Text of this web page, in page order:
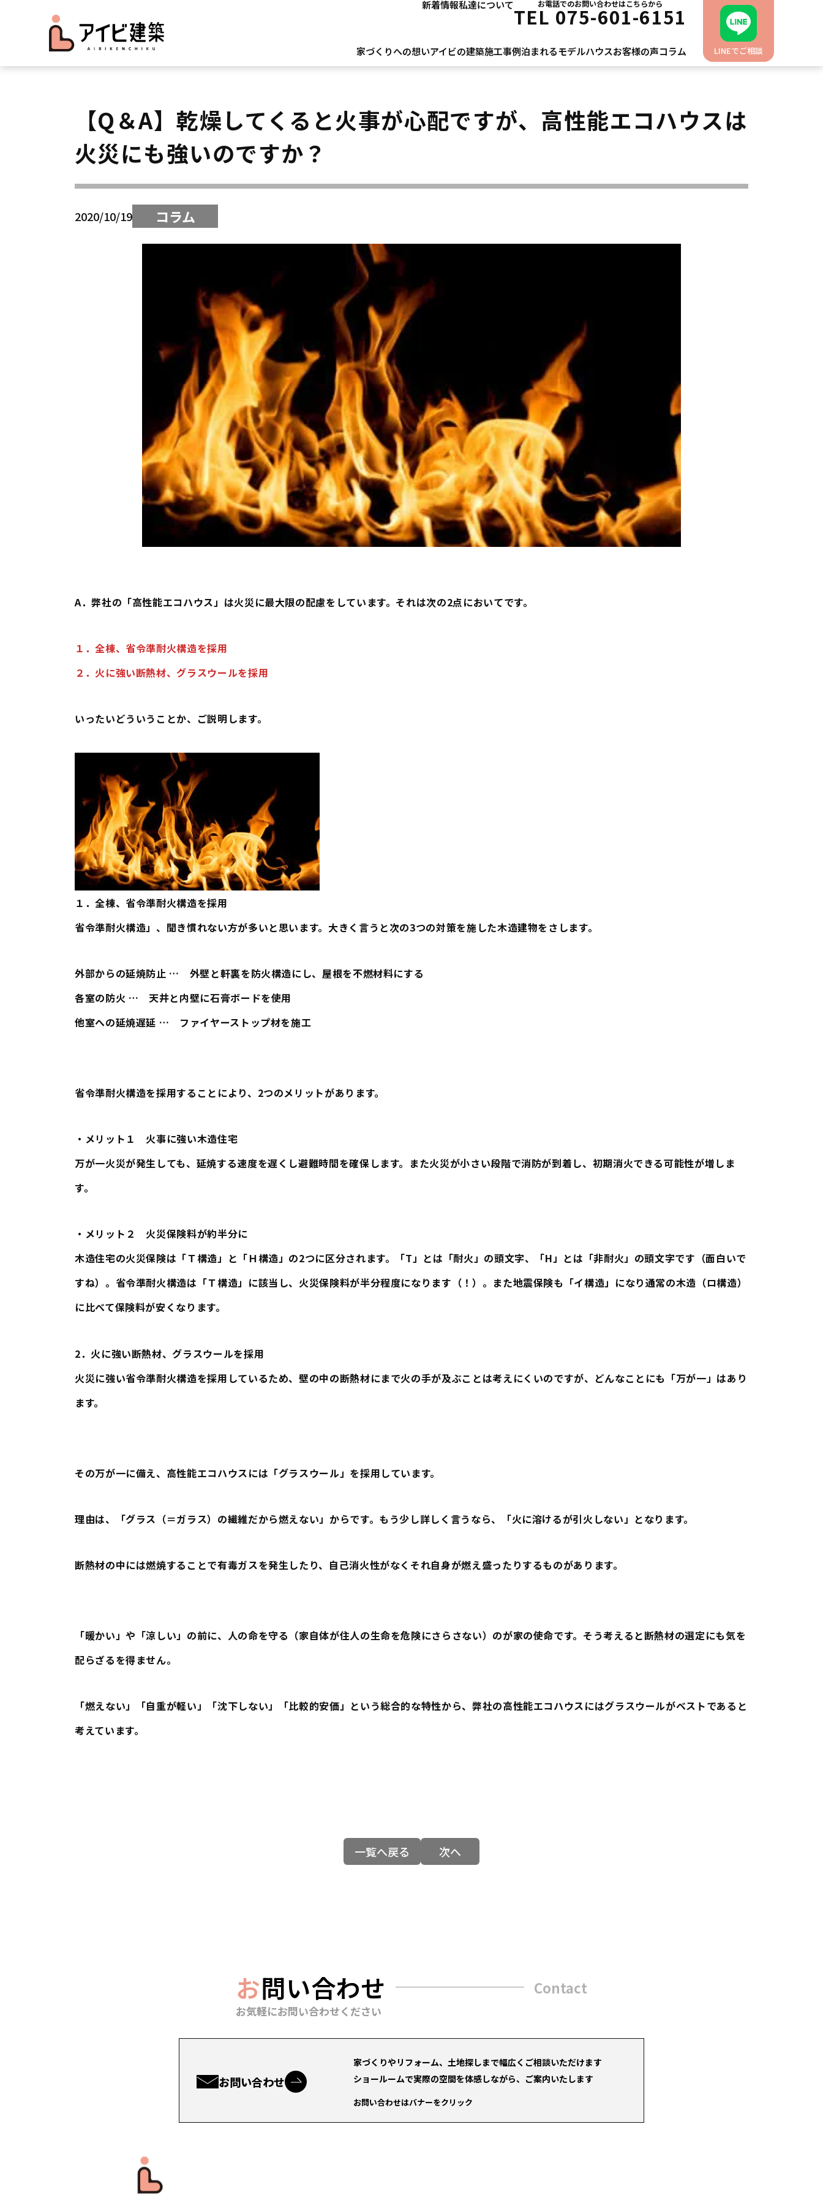
新着情報私達について お電話でのお問い合わせはこちらから
TEL075-601-6151
家づくりへの想いアイビの建築施工事例泊まれるモデルハウスお客様の声コラム LINEでご相談
【Q＆A】乾燥してくると火事が心配ですが、高性能エコハウスは
火災にも強いのですか？
2020/10/19 コラム
A．弊社の「高性能エコハウス」は火災に最大限の配慮をしています。それは次の2点においてです。
１．全棟、省令準耐火構造を採用
２． 火に強い断熱材、グラスウールを採用
いったいどういうことか、ご説明します。
１．全棟、省令準耐火構造を採用
省令準耐火構造」、聞き慣れない方が多いと思います。大きく言うと次の3つの対策を施した木造建物をさします。
外部からの延焼防止 … 外壁と軒裏を防火構造にし、屋根を不燃材料にする
各室の防火 … 天井と内壁に石膏ボードを使用
他室への延焼遅延 … ファイヤーストップ材を施工
省令準耐火構造を採用することにより、2つのメリットがあります。
・メリット１ 火事に強い木造住宅
万が一火災が発生しても、延焼する速度を遅くし避難時間を確保します。また火災が小さい段階で消防が到着し、初期消火できる可能性が増しま
す。
・メリット２ 火災保険料が約半分に
木造住宅の火災保険は「Ｔ構造」と「Ｈ構造」の2つに区分されます。「T」とは「耐火」の頭文字、「H」とは「非耐火」の頭文字です（面白いで
すね）。省令準耐火構造は「Ｔ構造」に該当し、火災保険料が半分程度になります（！）。また地震保険も「イ構造」になり通常の木造（ロ構造）
に比べて保険料が安くなります。
2．火に強い断熱材、グラスウールを採用
火災に強い省令準耐火構造を採用しているため、壁の中の断熱材にまで火の手が及ぶことは考えにくいのですが、どんなことにも「万が一」はあり
ます。
その万が一に備え、高性能エコハウスには「グラスウール」を採用しています。
理由は、「グラス（＝ガラス）の繊維だから燃えない」からです。もう少し詳しく言うなら、「火に溶けるが引火しない」となります。
断熱材の中には燃焼することで有毒ガスを発生したり、自己消火性がなくそれ自身が燃え盛ったりするものがあります。
「暖かい」や「涼しい」の前に、人の命を守る（家自体が住人の生命を危険にさらさない）のが家の使命です。そう考えると断熱材の選定にも気を
配らざるを得ません。
「燃えない」「自重が軽い」「沈下しない」「比較的安価」という総合的な特性から、弊社の高性能エコハウスにはグラスウールがベストであると
考えています。
一覧へ戻る 次へ
お問い合わせ Contact
お気軽にお問い合わせください
お問い合わせ
家づくりやリフォーム、土地探しまで幅広くご相談いただけます
ショールームで実際の空間を体感しながら、ご案内いたします
お問い合わせはバナーをクリック